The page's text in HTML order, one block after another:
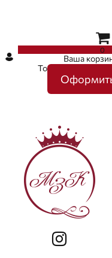
0
Ваша
Товаров в корзине